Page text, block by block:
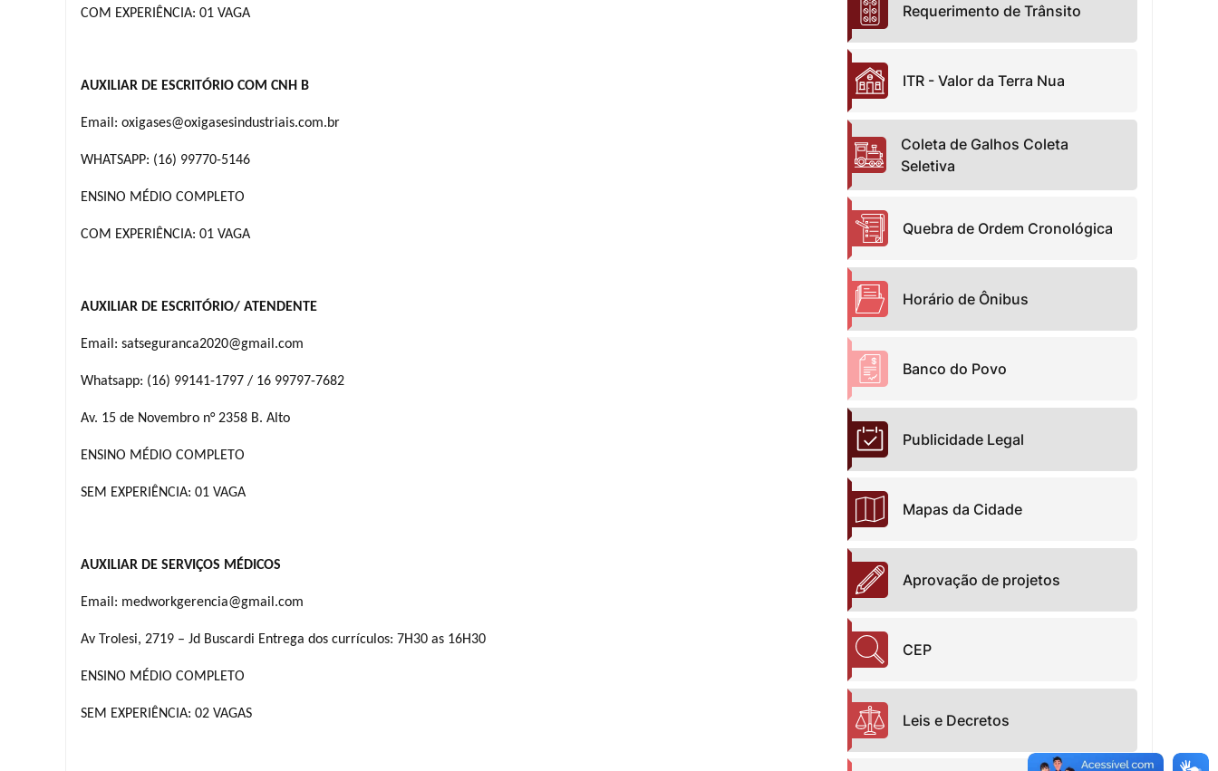
COM EXPERIÊNCIA: 01 VAGA
AUXILIAR DE ESCRITÓRIO COM CNH B
Email: oxigases@oxigasesindustriais.com.br
WHATSAPP: (16) 99770-5146
ENSINO MÉDIO COMPLETO
COM EXPERIÊNCIA: 01 VAGA
AUXILIAR DE ESCRITÓRIO/ ATENDENTE
Email: satseguranca2020@gmail.com
Whatsapp: (16) 99141-1797 / 16 99797-7682
Av. 15 de Novembro n° 2358 B. Alto
ENSINO MÉDIO COMPLETO
SEM EXPERIÊNCIA: 01 VAGA
AUXILIAR DE SERVIÇOS MÉDICOS
Email: medworkgerencia@gmail.com
Av Trolesi, 2719 – Jd Buscardi Entrega dos currículos: 7H30 as 16H30
ENSINO MÉDIO COMPLETO
SEM EXPERIÊNCIA: 02 VAGAS
Requerimento de Trânsito
ITR - Valor da Terra Nua
Coleta de Galhos Coleta
Seletiva
Quebra de Ordem Cronológica
Horário de Ônibus
Banco do Povo
Publicidade Legal
Mapas da Cidade
Aprovação de projetos
CEP
Leis e Decretos